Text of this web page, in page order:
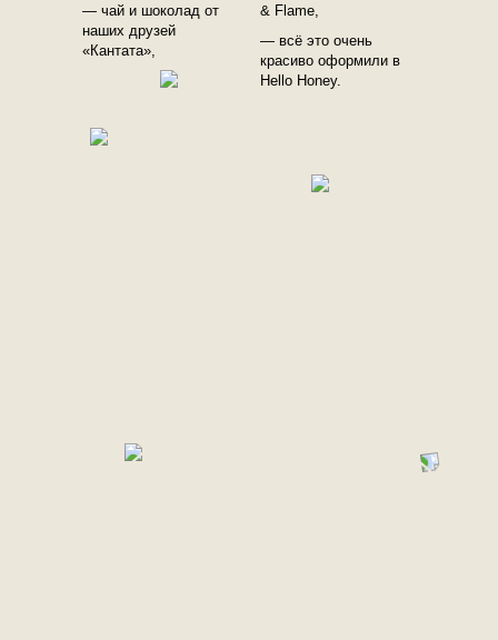
— чай и шоколад от
наших друзей
«Кантата»,
& Flame,
— всё это очень
красиво оформили в
Hello Honey.